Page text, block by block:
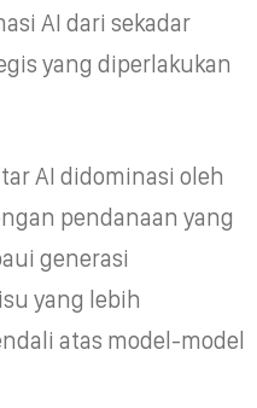
AI dari sekadar
yang diperlakukan
AI didominasi oleh
pendanaan yang
generasi
yang lebih
atas model-model